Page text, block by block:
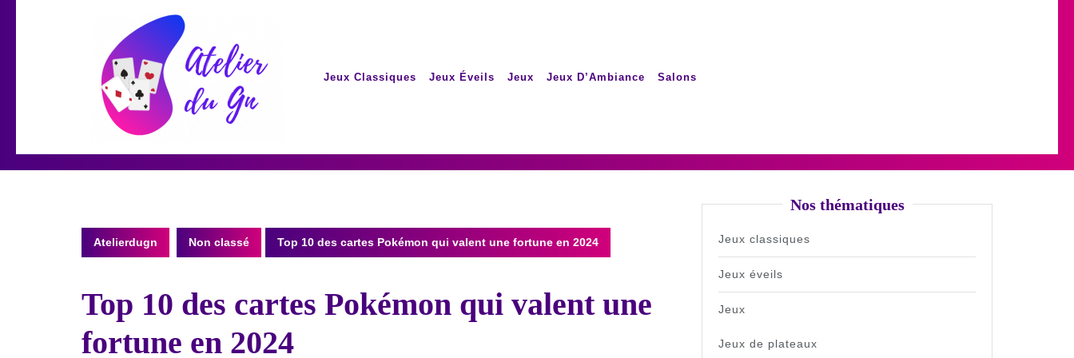
Jeux Classiques Jeux Éveils Jeux Jeux D’Ambiance Salons
Atelierdugn Non classé Top 10 des cartes Pokémon qui valent une fortune en 2024
Top 10 des cartes Pokémon qui valent une
fortune en 2024
Nos thématiques
Jeux classiques
Jeux éveils
Jeux
Jeux de plateaux